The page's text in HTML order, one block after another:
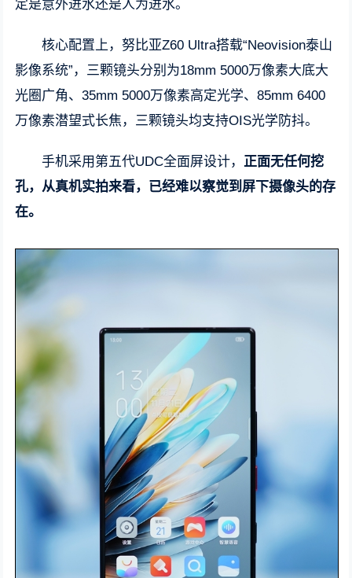
定是意外进水还是人为进水。
核心配置上，努比亚Z60 Ultra搭载“Neovision泰山
影像系统”，三颗镜头分别为18mm 5000万像素大底大
光圈广角、35mm 5000万像素高定光学、85mm 6400
万像素潜望式长焦，三颗镜头均支持OIS光学防抖。
手机采用第五代UDC全面屏设计， 正面无任何挖
孔，从真机实拍来看，已经难以察觉到屏下摄像头的存
在。